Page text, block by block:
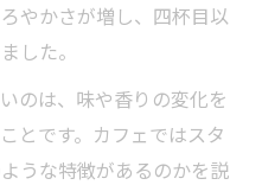
やかさが増し、四杯目以
した。
のは、味や香りの変化を
とです。カフェではスタ
うな特徴があるのかを説